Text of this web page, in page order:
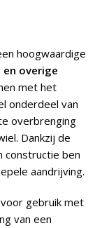
hoogwaardige
en overige
met het
onderdeel van
overbrenging
Dankzij de
constructie ben
aandrijving.
gebruik met
van een